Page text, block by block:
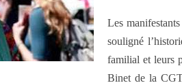
Les
souligné
familial et leurs
Binet de la